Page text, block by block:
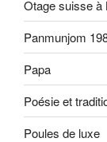
Otage suisse à
Panmunjom
Papa
Poésie et
Poules de luxe